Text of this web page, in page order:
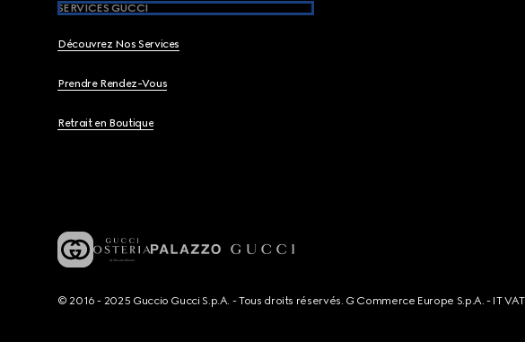
SERVICES GUCCI
Découvrez Nos Services
Prendre Rendez-Vous
Retrait en Boutique
© 2016 - 2025 Guccio Gucci S.p.A. - Tous droits réservés. G Commerce Europe S.p.A. - IT